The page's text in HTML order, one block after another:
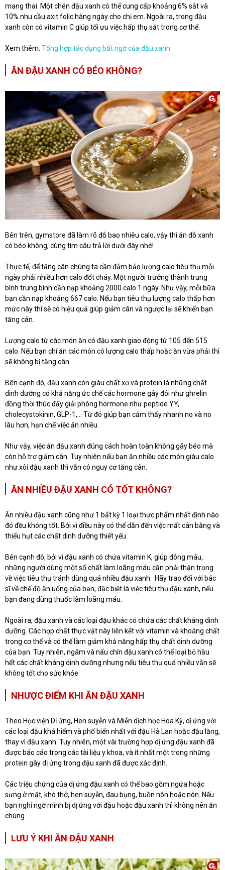
mang thai. Một chén đậu xanh có thể cung cấp khoảng 6% sắt và
10% nhu cầu axit folic hàng ngày cho chị em. Ngoài ra, trong đậu
xanh còn có vitamin C giúp tối ưu việc hấp thụ sắt trong cơ thể.
Xem thêm: Tổng hợp tác dụng bất ngờ của đậu xanh
ĂN ĐẬU XANH CÓ BÉO KHÔNG?
Bên trên, gymstore đã làm rõ đỗ bao nhiêu calo, vậy thì ăn đỗ xanh
có béo không, cùng tìm câu trả lời dưới đây nhé!
Thực tế, để tăng cân chúng ta cần đảm bảo lượng calo tiêu thụ mỗi
ngày phải nhiều hơn calo đốt cháy. Một người trưởng thành trung
bình trung bình cần nạp khoảng 2000 calo 1 ngày. Như vậy, mỗi bữa
bạn cần nạp khoảng 667 calo. Nếu bạn tiêu thụ lượng calo thấp hơn
mức này thì sẽ có hiệu quả giúp giảm cân và ngược lại sẽ khiến bạn
tăng cân.
Lượng calo từ các món ăn có đậu xanh giao động từ 105 đến 515
calo. Nếu bạn chỉ ăn các món có lượng calo thấp hoặc ăn vừa phải thì
sẽ không bị tăng cân.
Bên cạnh đó, đậu xanh còn giàu chất xơ và protein là những chất
dinh dưỡng có khả năng ức chế các hormone gây đói như ghrelin
đồng thời thúc đẩy giải phóng hormone như peptide YY,
cholecystokinin, GLP-1,… Từ đó giúp bạn cảm thấy nhanh no và no
lâu hơn, hạn chế việc ăn nhiều.
Như vậy, việc ăn đậu xanh đúng cách hoàn toàn không gây béo mà
còn hỗ trợ giảm cân. Tuy nhiên nếu bạn ăn nhiều các món giàu calo
như xôi đậu xanh thì vẫn có nguy cơ tăng cân.
ĂN NHIỀU ĐẬU XANH CÓ TỐT KHÔNG?
Ăn nhiều đậu xanh cũng như 1 bất kỳ 1 loại thực phẩm nhất định nào
đó đều không tốt. Bởi vì điều này có thể dẫn đến việc mất cân bằng và
thiếu hụt các chất dinh dưỡng thiết yếu.
Bên cạnh đó, bởi vì đậu xanh có chứa vitamin K, giúp đông máu,
những người dùng một số chất làm loãng máu cần phải thận trọng
về việc tiêu thụ tránh dùng quá nhiều đậu xanh. Hãy trao đổi với bác
sĩ về chế độ ăn uống của bạn, đặc biệt là việc tiêu thụ đậu xanh, nếu
bạn đang dùng thuốc làm loãng máu.
Ngoài ra, đậu xanh và các loại đậu khác có chứa các chất kháng dinh
dưỡng. Các hợp chất thực vật này liên kết với vitamin và khoáng chất
trong cơ thể và có thể làm giảm khả năng hấp thụ chất dinh dưỡng
của bạn. Tuy nhiên, ngâm và nấu chín đậu xanh có thể loại bỏ hầu
hết các chất kháng dinh dưỡng nhưng nếu tiêu thụ quá nhiều vẫn sẽ
không tốt cho sức khỏe.
NHƯỢC ĐIỂM KHI ĂN ĐẬU XANH
Theo Học viện Dị ứng, Hen suyễn và Miễn dịch học Hoa Kỳ, dị ứng với
các loại đậu khá hiếm và phổ biến nhất với đậu Hà Lan hoặc đậu lăng,
thay vì đậu xanh. Tuy nhiên, một vài trường hợp dị ứng đậu xanh đã
được báo cáo trong các tài liệu y khoa, và ít nhất một trong những
protein gây dị ứng trong đậu xanh đã được xác định.
Các triệu chứng của dị ứng đậu xanh có thể bao gồm ngứa hoặc
sưng ở mặt, khó thở, hen suyễn, đau bụng, buồn nôn hoặc nôn. Nếu
bạn nghi ngờ mình bị dị ứng với đậu hoặc đậu xanh thì không nên ăn
chúng.
LƯU Ý KHI ĂN ĐẬU XANH